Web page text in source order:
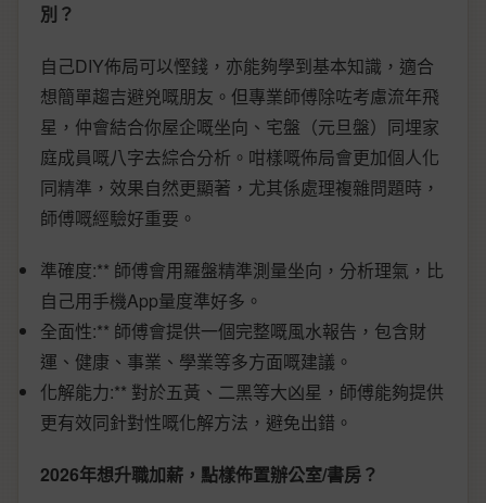
別？
自己DIY佈局可以慳錢，亦能夠學到基本知識，適合
想簡單趨吉避兇嘅朋友。但專業師傅除咗考慮流年飛
星，仲會結合你屋企嘅坐向、宅盤（元旦盤）同埋家
庭成員嘅八字去綜合分析。咁樣嘅佈局會更加個人化
同精準，效果自然更顯著，尤其係處理複雜問題時，
師傅嘅經驗好重要。
準確度:** 師傅會用羅盤精準測量坐向，分析理氣，比
自己用手機App量度準好多。
全面性:** 師傅會提供一個完整嘅風水報告，包含財
運、健康、事業、學業等多方面嘅建議。
化解能力:** 對於五黃、二黑等大凶星，師傅能夠提供
更有效同針對性嘅化解方法，避免出錯。
2026年想升職加薪，點樣佈置辦公室/書房？